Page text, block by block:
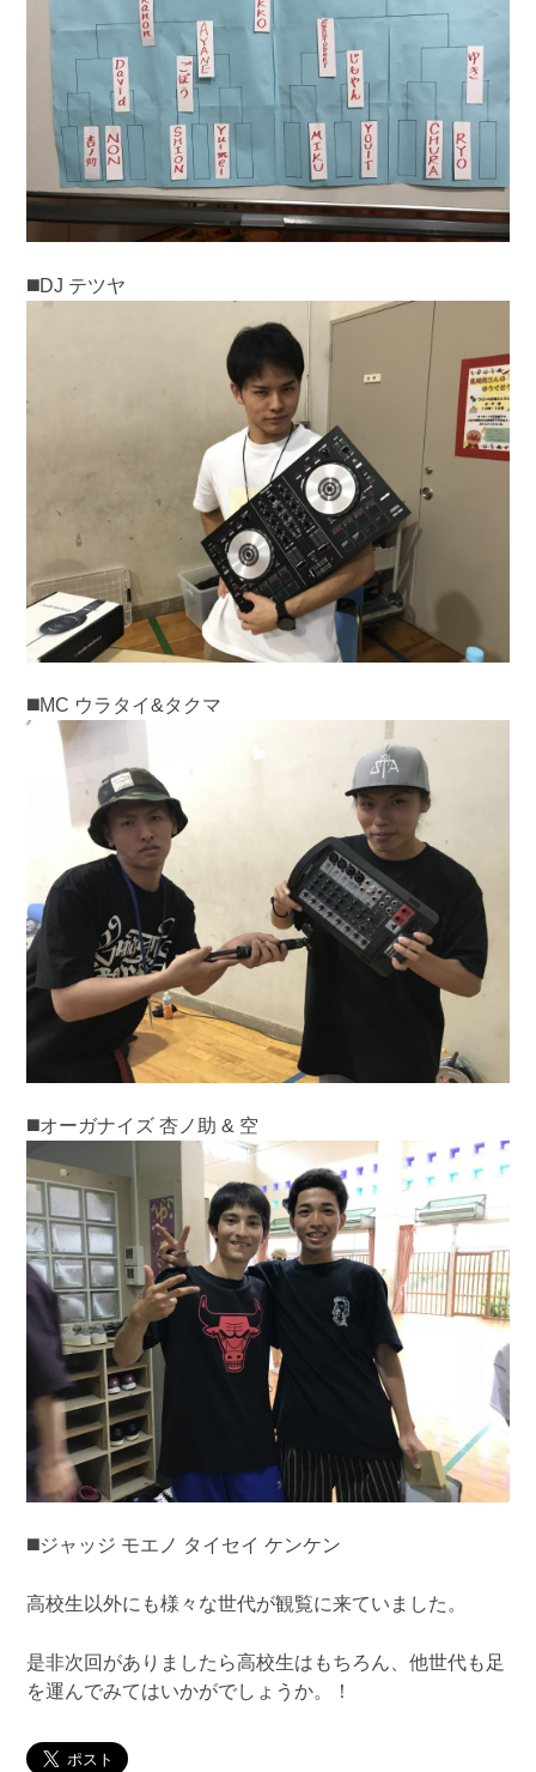
◼️DJ テツヤ
◼️MC ウラタイ&タクマ
◼️オーガナイズ 杏ノ助 & 空
◼️ジャッジ モエノ タイセイ ケンケン
高校生以外にも様々な世代が観覧に来ていました。
是非次回がありましたら高校生はもちろん、他世代も足
を運んでみてはいかがでしょうか。！